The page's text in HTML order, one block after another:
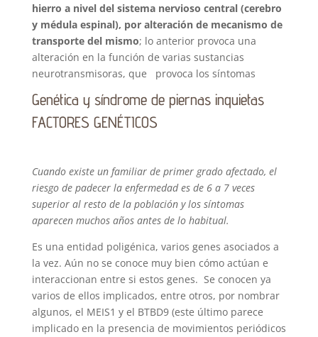
hierro a nivel del sistema nervioso central (cerebro
y médula espinal), por alteración de mecanismo de
transporte del mismo; lo anterior provoca una
alteración en la función de varias sustancias
neurotransmisoras, que provoca los síntomas
Genética y síndrome de piernas inquietas
FACTORES GENÉTICOS
Cuando existe un familiar de primer grado afectado, el
riesgo de padecer la enfermedad es de 6 a 7 veces
superior al resto de la población y los síntomas
aparecen muchos años antes de lo habitual.
Es una entidad poligénica, varios genes asociados a
la vez. Aún no se conoce muy bien cómo actúan e
interaccionan entre si estos genes. Se conocen ya
varios de ellos implicados, entre otros, por nombrar
algunos, el MEIS1 y el BTBD9 (este último parece
implicado en la presencia de movimientos periódicos